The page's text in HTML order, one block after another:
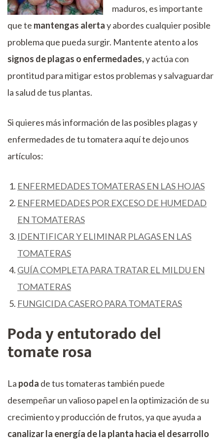
maduros, es importante
que te mantengas alertay abordes cualquier posible
problema que pueda surgir. Mantente atento a los
signos de plagas o enfermedades,y actúa con
prontitud para mitigar estos problemas y salvaguardar
la salud de tus plantas.
Si quieres más información de las posibles plagas y
enfermedades de tu tomatera aquí te dejo unos
artículos:
ENFERMEDADES TOMATERAS EN LAS HOJAS
ENFERMEDADES POR EXCESO DE HUMEDAD
EN TOMATERAS
IDENTIFICAR Y ELIMINAR PLAGAS EN LAS
TOMATERAS
GUÍA COMPLETA PARA TRATAR EL MILDU EN
TOMATERAS
FUNGICIDA CASERO PARA TOMATERAS
Poda y entutorado del
tomate rosa
La poda de tus tomateras también puede
desempeñar un valioso papel en la optimización de su
crecimiento y producción de frutos, ya que ayuda a
canalizar la energía de la planta hacia el desarrollo